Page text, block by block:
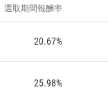
選取期間報酬率
20.67%
25.98%